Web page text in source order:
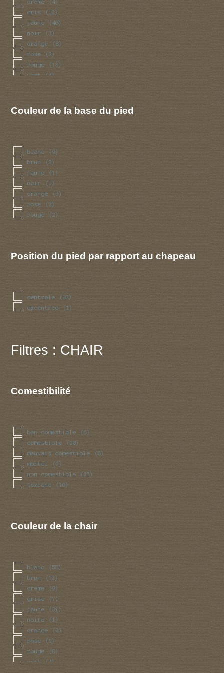
(4)
gris (12)
jaune (40)
noir (3)
orange (8)
rose (3)
rouge (13)
vert (4)
Couleur de la base du pied
blanc (9)
brun (3)
jaune (1)
noir (1)
orange (3)
rose (2)
rouge (2)
Position du pied par rapport au chapeau
centrale (93)
excentree (1)
Filtres : CHAIR
Comestibilité
bon comestible (6)
comestible (20)
mauvais comestible (8)
mortel (7)
non comestible (27)
toxique (16)
Couleur de la chair
blanc (58)
brun (12)
creme (9)
grise (7)
jaune (31)
noire (1)
orange (2)
rose (1)
rouge (8)
vert (4)